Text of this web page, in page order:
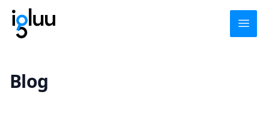
Pro klienty
Igluu Prodávám
Blog